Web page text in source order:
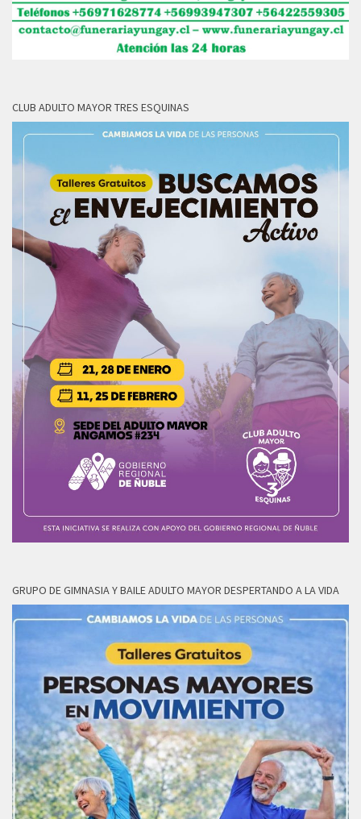
CLUB ADULTO MAYOR TRES ESQUINAS
GRUPO DE GIMNASIA Y BAILE ADULTO MAYOR DESPERTANDO A LA VIDA